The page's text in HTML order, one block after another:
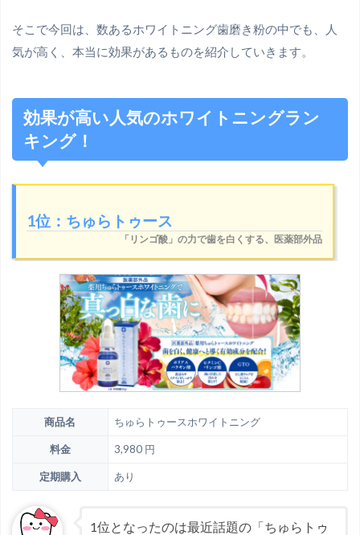
そこで今回は、数あるホワイトニング歯磨き粉の中でも、人
気が高く、本当に効果があるものを紹介していきます。
効果が高い人気のホワイトニングラン
キング！
1位：ちゅらトゥース
「リンゴ酸」の力で歯を白くする、医薬部外品
商品名 ちゅらトゥースホワイトニング
料金 3,980 円
定期購入 あり
1位となったのは最近話題の「ちゅらトゥ